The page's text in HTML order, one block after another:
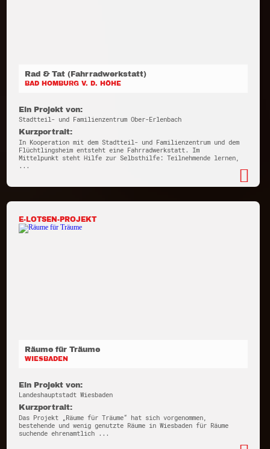
Rad & Tat (Fahrradwerkstatt)
BAD HOMBURG V. D. HÖHE
Ein Projekt von:
Stadtteil- und Familienzentrum Ober-Erlenbach
Kurzportrait:
In Kooperation mit dem Stadtteil- und Familienzentrum und dem
Flüchtlingsheim entsteht eine Fahrradwerkstatt. Im
Mittelpunkt steht Hilfe zur Selbsthilfe: Teilnehmende lernen,
...
E-LOTSEN-PROJEKT
Räume für Träume
WIESBADEN
Ein Projekt von:
Landeshauptstadt Wiesbaden
Kurzportrait:
Das Projekt „Räume für Träume“ hat sich vorgenommen,
bestehende und wenig genutzte Räume in Wiesbaden für Räume
suchende ehrenamtlich ...